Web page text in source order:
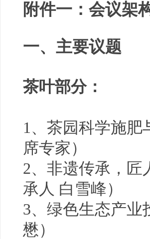
附件一：会议架
一、主要议题
茶叶部分：
1、茶园科学施肥
席专家）
2、非遗传承，匠
承人 白雪峰）
3、绿色生态产业
懋）